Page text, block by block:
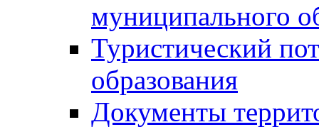
муниципального
Туристический
образования
Документы